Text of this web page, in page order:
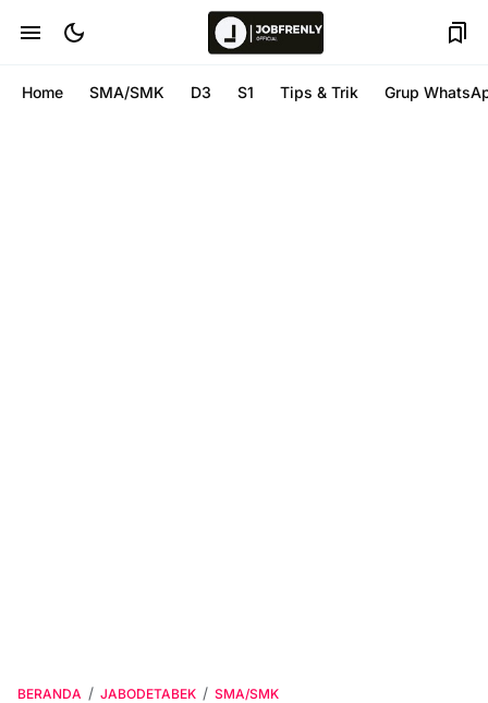
Home SMA/SMK D3 S1 Tips & Trik Grup
BERANDA JABODETABEK SMA/SMK